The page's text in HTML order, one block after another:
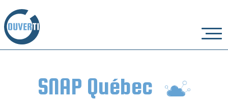
SNAP Québec